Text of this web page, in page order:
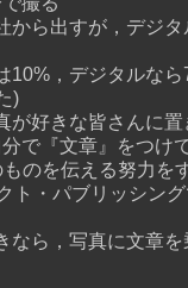
から出すが，デジ
10%，デジタルなら
)
が好きな皆さんに置
で『文章』をつけ
のを伝える努力を
ト・パブリッシン
なら，写真に文章